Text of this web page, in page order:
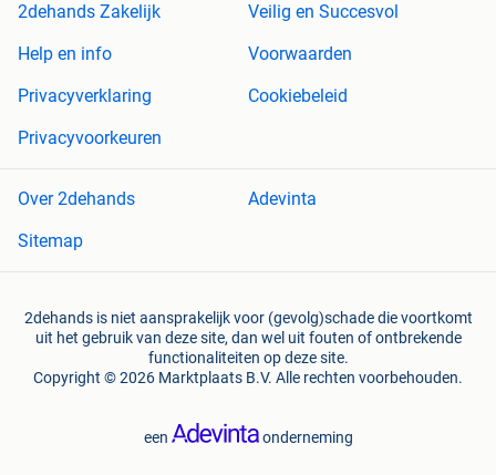
2dehands Zakelijk
Veilig en Succesvol
Help en info
Voorwaarden
Privacyverklaring
Cookiebeleid
Privacyvoorkeuren
Over 2dehands
Adevinta
Sitemap
2dehands is niet aansprakelijk voor (gevolg)schade die voortkomt
uit het gebruik van deze site, dan wel uit fouten of ontbrekende
functionaliteiten op deze site.
Copyright © 2026 Marktplaats B.V. Alle rechten voorbehouden.
een onderneming